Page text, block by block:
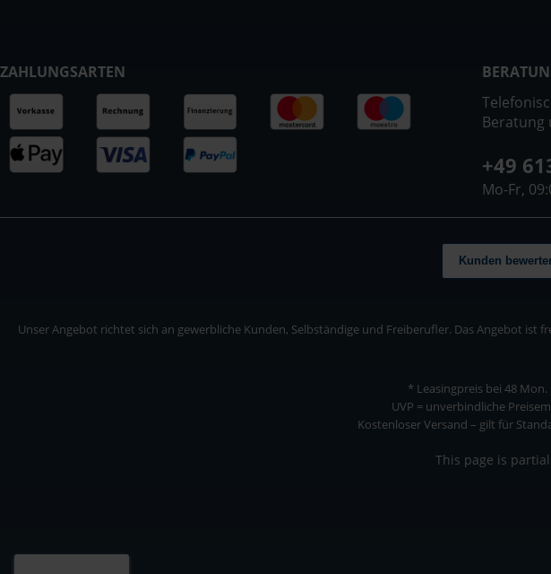
ZAHLUNGSARTEN
Beratung
+49
Mo-Fr,
Kunden
Unser Angebot richtet sich an gewerbliche Kunden, Selbständige und Freiberufler. Das Angebot
* Leasingpreis bei 48 Mon.
UVP = unverbindliche
Kostenloser Versand – gilt für
This page is